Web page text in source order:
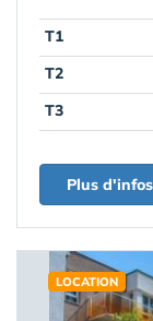
T1
T2
T3
Plus
LOCATION